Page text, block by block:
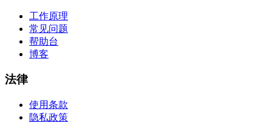
工作原理
常见问题
帮助台
博客
法律
使用条款
隐私政策